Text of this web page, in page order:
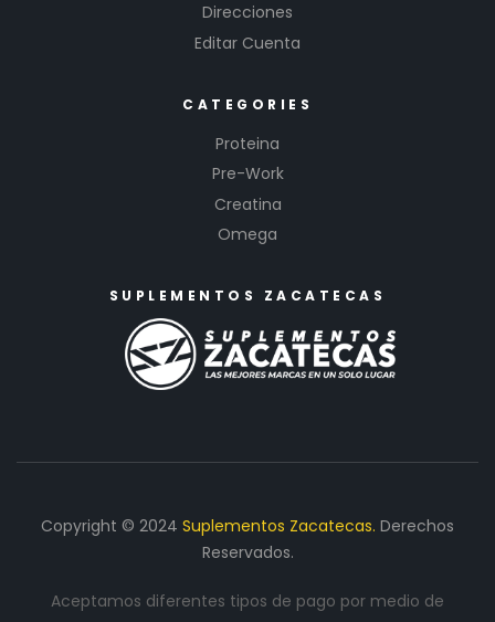
Direcciones
Editar Cuenta
CATEGORIES
Proteina
Pre-Work
Creatina
Omega
SUPLEMENTOS ZACATECAS
Copyright © 2024 Suplementos Zacatecas. Derechos
Reservados.
Aceptamos diferentes tipos de pago por medio de